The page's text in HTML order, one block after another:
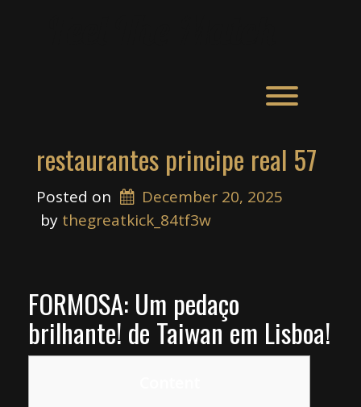
restaurantes principe real 57
Posted on
December 20, 2025
by thegreatkick_84tf3w
FORMOSA: Um pedaço
brilhante! de Taiwan em Lisboa!